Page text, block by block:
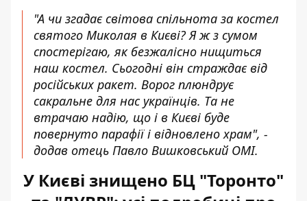
"А чи згадає світова спільнота за костел
святого Миколая в Києві? Я ж з сумом
спостерігаю, як безжалісно нищиться
наш костел. Сьогодні він страждає від
російських ракет. Ворог плюндрує
сакральне для нас українців. Та не
втрачаю надію, що і в Києві буде
повернуто парафії і відновлено храм", -
додав отець Павло Вишковський ОМІ.
У Києві знищено БЦ "Торонто"